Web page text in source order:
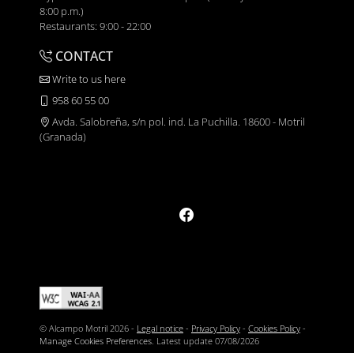
8:00 p.m.)
Restaurants: 9:00 - 22:00
CONTACT
Write to us here
958 60 55 00
Avda. Salobreña, s/n pol. ind. La Puchilla. 18600 - Motril
(Granada)
© Alcampo Motril 2026 - Legal notice - Privacy Policy - Cookies Policy -
Manage Cookies Preferences . Latest update 07/08/2026